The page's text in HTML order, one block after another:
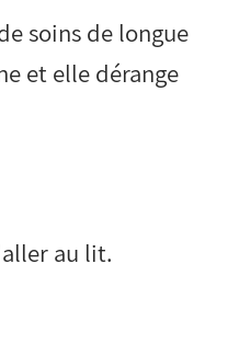
soins de longue
et elle dérange
au lit.